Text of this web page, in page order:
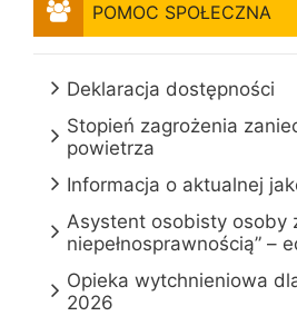
POMOC SPOŁECZNA
Deklaracja dostępności
Stopień zagrożenia
powietrza
Informacja o aktualnej
Asystent osobisty osoby
niepełnosprawnością” –
Opieka wytchnieniowa
2026